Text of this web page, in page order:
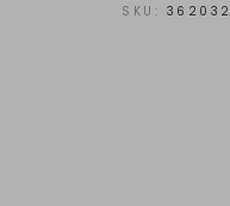
SKU: